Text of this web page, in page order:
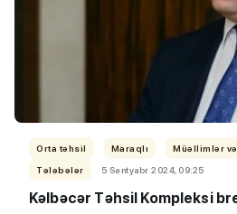
Orta təhsil Maraqlı
Müəllimlər
Tələbələr
5 Sentyabr 2024, 09:25
Kəlbəcər Təhsil Kompleksi